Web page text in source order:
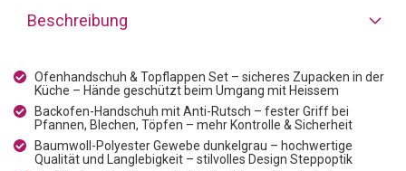
Beschreibung
Ofenhandschuh & Topflappen Set – sicheres Zupacken in der
Küche – Hände geschützt beim Umgang mit Heissem
Backofen-Handschuh mit Anti-Rutsch – fester Griff bei
Pfannen, Blechen, Töpfen – mehr Kontrolle & Sicherheit
Baumwoll-Polyester Gewebe dunkelgrau – hochwertige
Qualität und Langlebigkeit – stilvolles Design Steppoptik